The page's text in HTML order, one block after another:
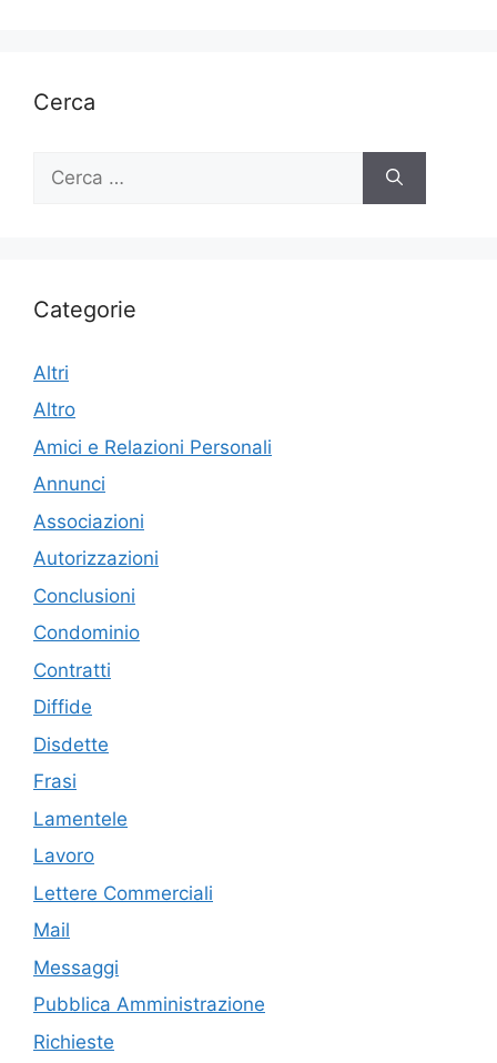
Cerca
per:
Categorie
Altri
Altro
Amici e Relazioni Personali
Annunci
Associazioni
Autorizzazioni
Conclusioni
Condominio
Contratti
Diffide
Disdette
Frasi
Lamentele
Lavoro
Lettere Commerciali
Mail
Messaggi
Pubblica Amministrazione
Richieste